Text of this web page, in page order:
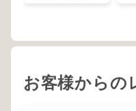
お客様からの